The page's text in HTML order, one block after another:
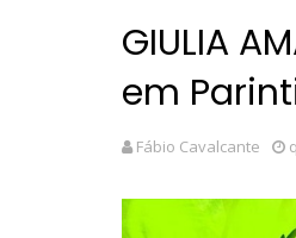
GIULIA
em
Fábio Cavalcante